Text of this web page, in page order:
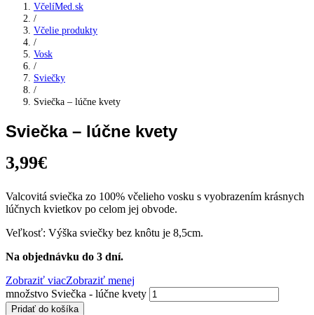
VčelíMed.sk
/
Včelie produkty
/
Vosk
/
Sviečky
/
Sviečka – lúčne kvety
Sviečka – lúčne kvety
3,99€
Valcovitá sviečka zo 100% včelieho vosku s vyobrazením krásnych
lúčnych kvietkov po celom jej obvode.
Veľkosť: Výška sviečky bez knôtu je 8,5cm.
Na objednávku do 3 dní.
Zobraziť viacZobraziť menej
množstvo Sviečka - lúčne kvety
Pridať do košíka